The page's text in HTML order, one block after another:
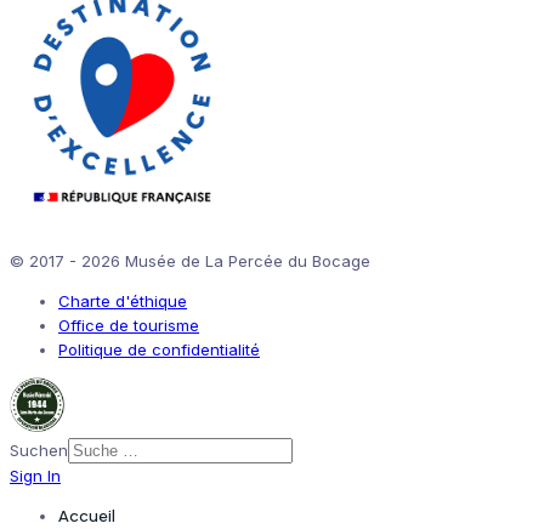
© 2017 - 2026 Musée de La Percée du Bocage
Charte d'éthique
Office de tourisme
Politique de confidentialité
Suchen
Sign In
Accueil